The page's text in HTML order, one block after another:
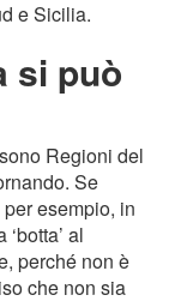
e Sicilia.
si può
Regioni del
Se
esempio, in
al
perché non è
che non sia